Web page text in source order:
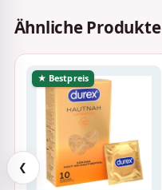
Ähnliche Produkte
❮
★ Bestpreis